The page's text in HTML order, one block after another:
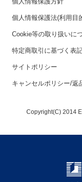
個人情報保護法(利用目
Cookie等の取り扱いに
特定商取引に基づく表
サイトポリシー
キャンセルポリシー/返
Copyright(C) 2014